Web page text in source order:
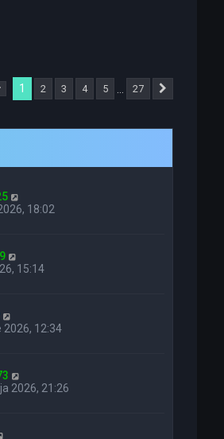
Strona 1z 27
1 2 3 4 5 27
18:02
15:14
2026, 12:34
2026, 21:26